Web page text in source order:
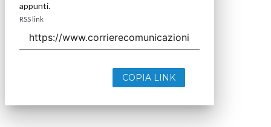
appunti.
RSS link
COPIA LINK